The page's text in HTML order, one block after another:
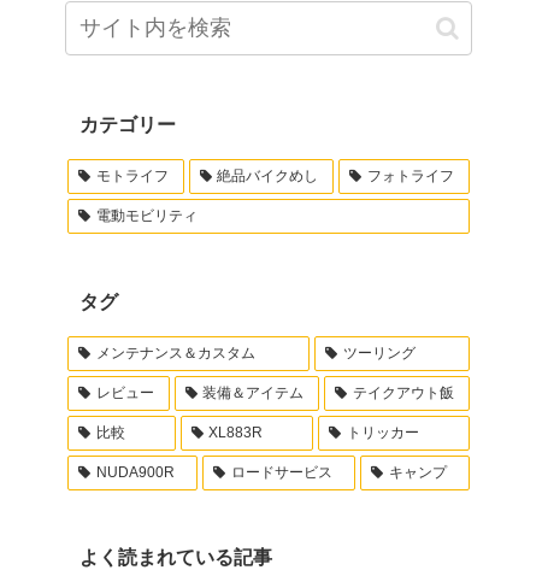
カテゴリー
モトライフ 絶品バイクめし フォトライフ
電動モビリティ
タグ
メンテナンス＆カスタム ツーリング
レビュー 装備＆アイテム テイクアウト飯
比較 XL883R トリッカー
NUDA900R ロードサービス キャンプ
よく読まれている記事